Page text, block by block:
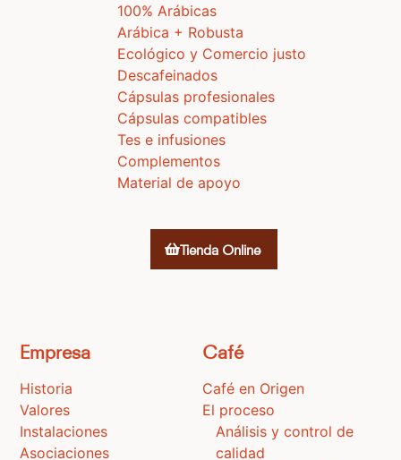
100% Arábicas
Arábica + Robusta
Ecológico y Comercio justo
Descafeinados
Cápsulas profesionales
Cápsulas compatibles
Tes e infusiones
Complementos
Material de apoyo
Tienda Online
Empresa
Historia
Valores
Instalaciones
Asociaciones
Café
Café en Origen
El proceso
Análisis y control de
calidad